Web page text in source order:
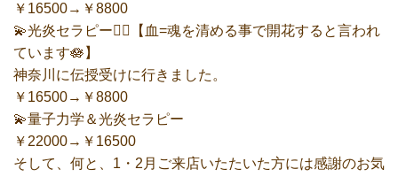
￥16500→￥8800
💫光炎セラピー❤️‍🔥【血=魂を清める事で開花すると言われ
ています🪷】
神奈川に伝授受けに行きました。
￥16500→￥8800
💫量子力学＆光炎セラピー
￥22000→￥16500
そして、何と、1・2月ご来店いたたいた方には感謝のお気